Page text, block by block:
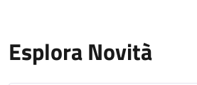
Esplora Novità